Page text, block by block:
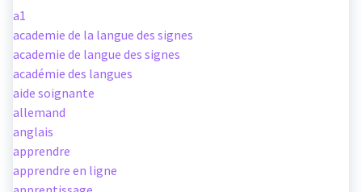
a1
academie de la langue des signes
academie de langue des signes
académie des langues
aide soignante
allemand
anglais
apprendre
apprendre en ligne